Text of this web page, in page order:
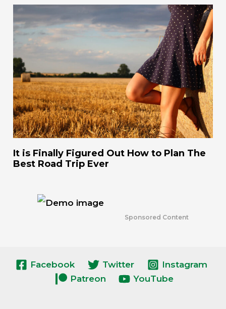
It is Finally Figured Out How to Plan The
Best Road Trip Ever
Sponsored Content
Facebook Twitter
Instagram
Patreon
YouTube